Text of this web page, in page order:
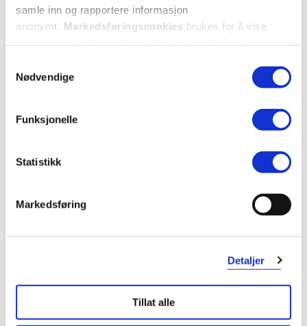
samle inn og rapportere informasjon
anonymt. Markedsføringscookies brukes for å vise
Nødvendige
Funksjonelle
Statistikk
Markedsføring
Detaljer
Tillat alle
2 anmeldelser